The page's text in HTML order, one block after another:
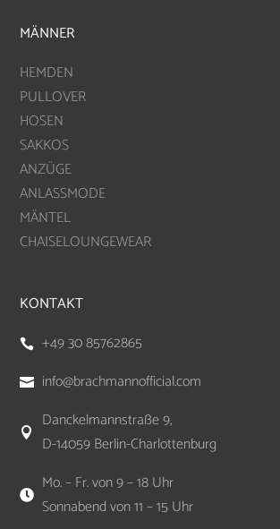
MÄNNER
HEMDEN
PULLOVER
HOSEN
SAKKOS
ANZÜGE
ANLASSMODE
MÄNTEL
CHAISELOUNGEWEAR
KONTAKT
 +49 30 85762865
 info@brachmannofficial.com

Danckelmannstraße 9,
D-14059 Berlin-Charlottenburg

Mo. – Fr. von 9 – 18 Uhr
Sonnabend von 11 – 15 Uhr